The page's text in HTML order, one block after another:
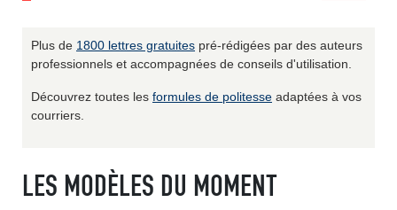
Plus de 1800 lettres gratuites pré-rédigées par des auteurs
professionnels et accompagnées de conseils d'utilisation.
Découvrez toutes les formules de politesse adaptées à vos
courriers.
LES MODÈLES DU MOMENT